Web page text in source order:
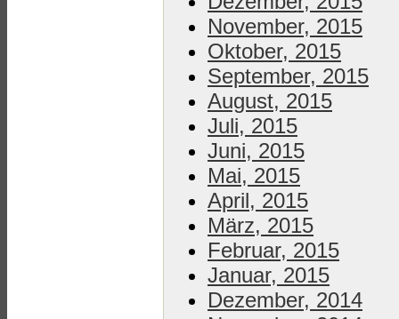
November, 2015
Oktober, 2015
September, 2015
August, 2015
Juli, 2015
Juni, 2015
Mai, 2015
April, 2015
März, 2015
Februar, 2015
Januar, 2015
Dezember, 2014